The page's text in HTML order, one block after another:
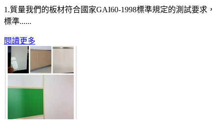
1.質量我們的板材符合國家GAI60-1998標準規定的測試要求，
標準......
閱讀更多